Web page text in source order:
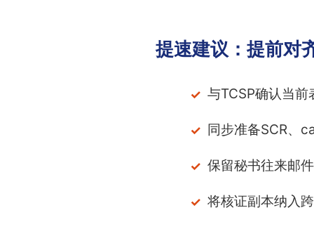
提速建议：提前对
与TCSP确认当前
同步准备SCR、
保留秘书往来邮
将核证副本纳入